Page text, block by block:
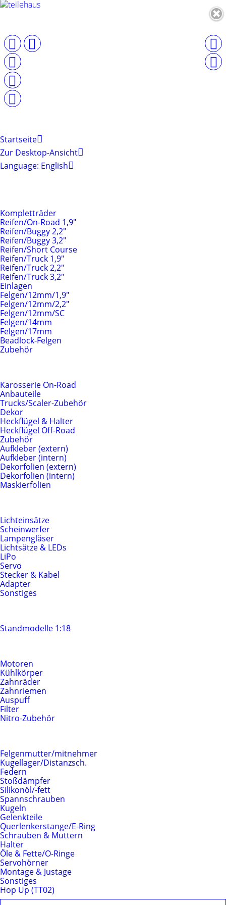
Startseite
Zur Desktop-Ansicht
Language: English
Kompletträder
Reifen/On-Road 1,9"
Reifen/Buggy 2,2"
Reifen/Buggy 3,2"
Reifen/Short Course
Reifen/Truck 1,9"
Reifen/Truck 2,2"
Reifen/Truck 3,2"
Einlagen
Felgen/12mm/1,9"
Felgen/12mm/2,2"
Felgen/12mm/SC
Felgen/14mm
Felgen/17mm
Beadlock-Felgen
Zubehör
Karosserie On-Road
Anbauteile
Trucks/Scaler-Zubehör
Dekor
Heckflügel & Halter
Heckflügel Off-Road
Zubehör
Aufkleber (extern)
Aufkleber (intern)
Dekorfolien (extern)
Dekorfolien (intern)
Maskierfolien
Lichteinsätze
Scheinwerfer
Lampengläser
Lichtsätze & LEDs
LiPo
Servo
Stecker & Kabel
Adapter
Sonstiges
Standmodelle 1:18
Motoren
Kühlkörper
Zahnräder
Zahnriemen
Auspuff
Filter
Nitro-Zubehör
Felgenmutter/mitnehmer
Kugellager/Distanzsch.
Federn
Stoßdämpfer
Silikonöl/-fett
Spannschrauben
Kugeln
Gelenkteile
Querlenkerstange/E-Ring
Schrauben & Muttern
Halter
Öle & Fette/O-Ringe
Servohörner
Montage & Justage
Sonstiges
Hop Up (TT02)